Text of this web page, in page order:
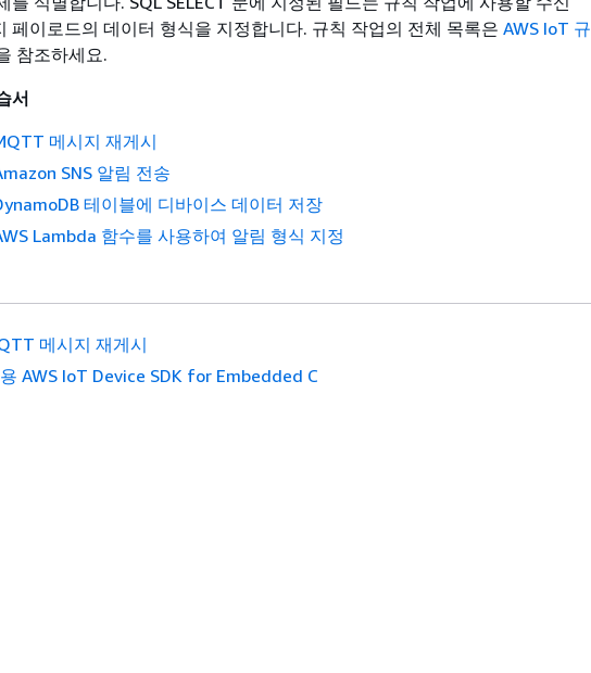
페이로드의 데이터 형식을 지정합니다. 규칙 작업의 전체 목록은 AWS IoT 규
참조하세요.
서
메시지 재게시
SNS 알림 전송
테이블에 디바이스 데이터 저장
Lambda 함수를 사용하여 알림 형식 지정
메시지 재게시
AWS IoT Device SDK for Embedded C